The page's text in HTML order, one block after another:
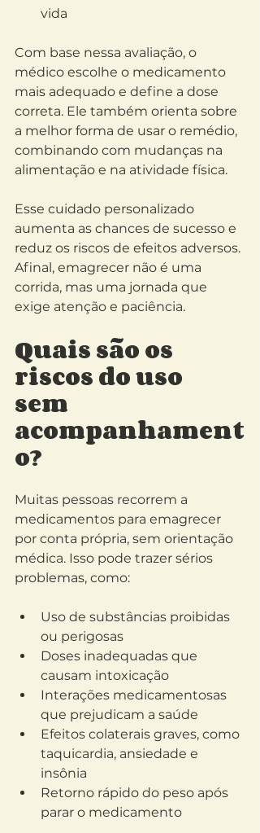
vida
Com base nessa avaliação, o
médico escolhe o medicamento
mais adequado e define a dose
correta. Ele também orienta sobre
a melhor forma de usar o remédio,
combinando com mudanças na
alimentação e na atividade física.
Esse cuidado personalizado
aumenta as chances de sucesso e
reduz os riscos de efeitos adversos.
Afinal, emagrecer não é uma
corrida, mas uma jornada que
exige atenção e paciência.
Quais são os
riscos do uso
sem
acompanhament
o?
Muitas pessoas recorrem a
medicamentos para emagrecer
por conta própria, sem orientação
médica. Isso pode trazer sérios
problemas, como:
Uso de substâncias proibidas
ou perigosas
Doses inadequadas que
causam intoxicação
Interações medicamentosas
que prejudicam a saúde
Efeitos colaterais graves, como
taquicardia, ansiedade e
insônia
Retorno rápido do peso após
parar o medicamento